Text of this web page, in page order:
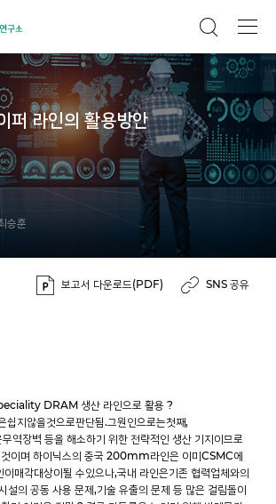
라인의 활용방안
승훈
보고서 다운로드(PDF) SNS 공유
DRAM 생산 라인으로 활용 ?
지않을것으로판단됨.그원인으로는첫째,
역장벽 등을 해소하기 위한 전략적인 생산 기지이므로
것이며 하이닉스의 중국 200mm라인은 이미CSMC에
이매각대상이될 수있으나,국내 라인은기존 협력업체와의
설의 공동 사용 문제,기술 유출의 문제 등 많은 걸림돌이